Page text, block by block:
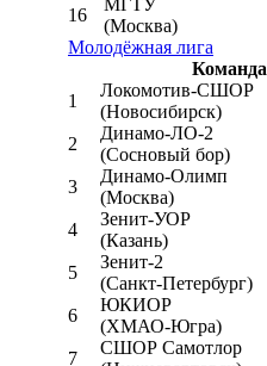
16
МГТУ
(Москва)
Молодёжная лига
Команда
1
Локомотив-CШОР
(Новосибирск)
2
Динамо-ЛО-2
(Сосновый бор)
3
Динамо-Олимп
(Москва)
4
Зенит-УОР
(Казань)
5
Зенит-2
(Санкт-Петербург)
6
ЮКИОР
(ХМАО-Югра)
7
СШОР Самотлор